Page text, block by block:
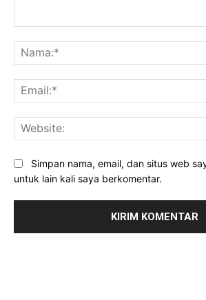
Simpan nama, email, dan situs web
untuk lain kali saya berkomentar.